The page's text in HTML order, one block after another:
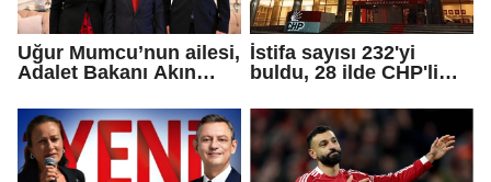
Uğur Mumcu’nun ailesi,
Adalet Bakanı Akın
İstifa sayısı 232'yi
buldu, 28 ilde CHP'li